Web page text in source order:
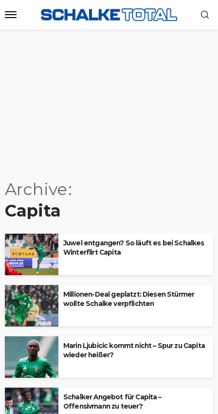
Archive
Capita
Juwel entgangen? So läuft es bei Schalkes
Winterflirt Capita
Millionen-Deal geplatzt: Diesen Stürmer
wollte Schalke verpflichten
Marin Ljubicic kommt nicht – Spur zu Capita
wieder heißer?
Schalker Angebot für Capita –
Offensivmann zu teuer?